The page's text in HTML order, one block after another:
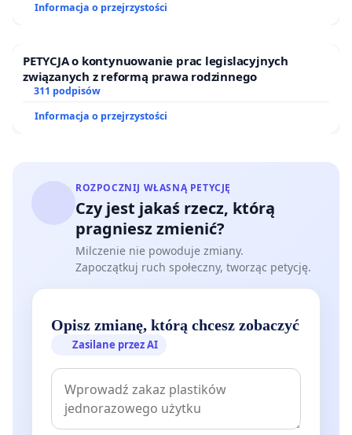
Informacja o przejrzystości
PETYCJA o kontynuowanie prac legislacyjnych
związanych z reformą prawa rodzinnego
311 podpisów
Informacja o przejrzystości
ROZPOCZNIJ WŁASNĄ PETYCJĘ
Czy jest jakaś rzecz, którą
pragniesz zmienić?
Milczenie nie powoduje zmiany.
Zapoczątkuj ruch społeczny, tworząc petycję.
Opisz zmianę, którą chcesz zobaczyć
Zasilane przez AI